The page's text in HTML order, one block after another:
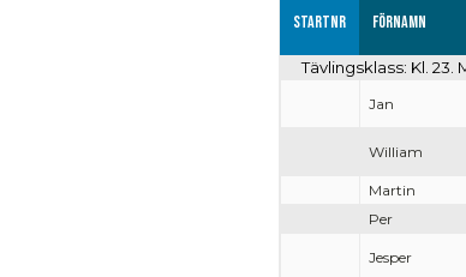
Startnr Förnamn
Tävlingsklass: Kl.
Jan
William
Martin
Per
Jesper